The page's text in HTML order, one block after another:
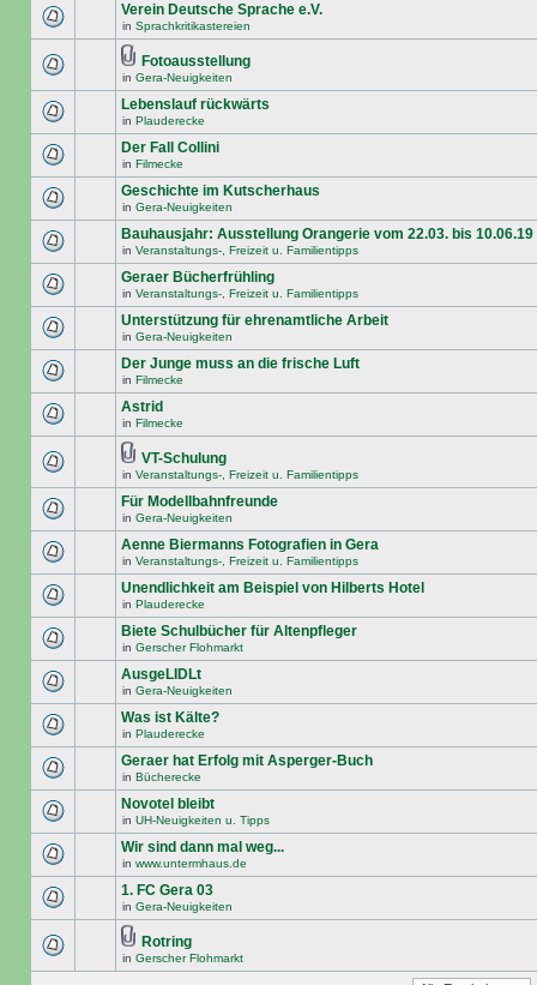
Verein Deutsche Sprache e.V.
in Sprachkritikastereien
Fotoausstellung
in Gera-Neuigkeiten
Lebenslauf rückwärts
in Plauderecke
Der Fall Collini
in Filmecke
Geschichte im Kutscherhaus
in Gera-Neuigkeiten
Bauhausjahr: Ausstellung Orangerie vom 22.03. bis 10.06.19
in Veranstaltungs-, Freizeit u. Familientipps
Geraer Bücherfrühling
in Veranstaltungs-, Freizeit u. Familientipps
Unterstützung für ehrenamtliche Arbeit
in Gera-Neuigkeiten
Der Junge muss an die frische Luft
in Filmecke
Astrid
in Filmecke
VT-Schulung
in Veranstaltungs-, Freizeit u. Familientipps
Für Modellbahnfreunde
in Gera-Neuigkeiten
Aenne Biermanns Fotografien in Gera
in Veranstaltungs-, Freizeit u. Familientipps
Unendlichkeit am Beispiel von Hilberts Hotel
in Plauderecke
Biete Schulbücher für Altenpfleger
in Gerscher Flohmarkt
AusgeLIDLt
in Gera-Neuigkeiten
Was ist Kälte?
in Plauderecke
Geraer hat Erfolg mit Asperger-Buch
in Bücherecke
Novotel bleibt
in UH-Neuigkeiten u. Tipps
Wir sind dann mal weg...
in www.untermhaus.de
1. FC Gera 03
in Gera-Neuigkeiten
Rotring
in Gerscher Flohmarkt